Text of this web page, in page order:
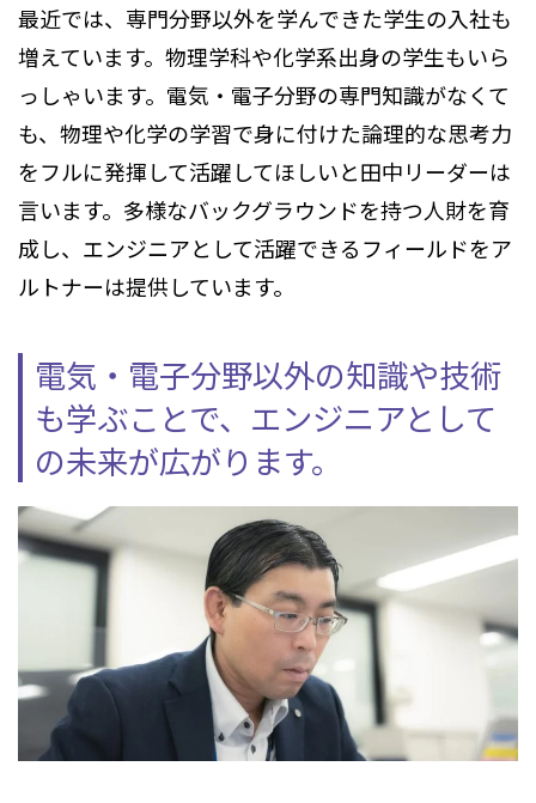
最近では、専門分野以外を学んできた学生の入社も
増えています。物理学科や化学系出身の学生もいら
っしゃいます。電気・電子分野の専門知識がなくて
も、物理や化学の学習で身に付けた論理的な思考力
をフルに発揮して活躍してほしいと田中リーダーは
言います。多様なバックグラウンドを持つ人財を育
成し、エンジニアとして活躍できるフィールドをア
ルトナーは提供しています。
電気・電子分野以外の知識や技術
も学ぶことで、エンジニアとして
の未来が広がります。